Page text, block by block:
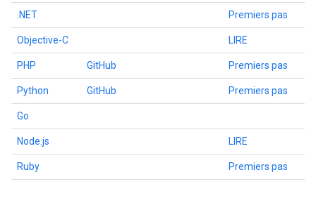
.NET Premiers pas
Objective-C LIRE
PHP GitHub Premiers pas
Python GitHub Premiers pas
Go
Node.js LIRE
Ruby Premiers pas